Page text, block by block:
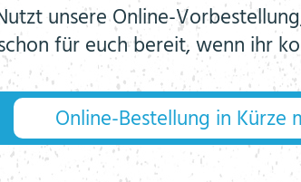
unsere Online-
für euch bereit, wenn ihr